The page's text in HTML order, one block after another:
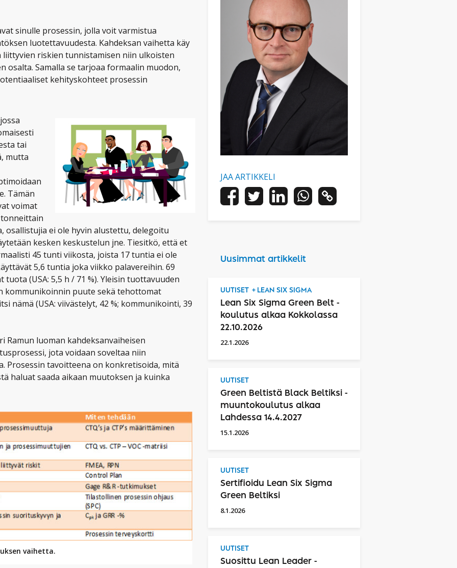
sinulle prosessin, jolla voit varmistua
luotettavuudesta. Kahdeksan vaihetta käy
riskien tunnistamisen niin ulkoisten
Samalla se tarjoaa formaalin muodon,
kehityskohteet prosessin
tai
mutta
Tämän
voimat
osallistujia ei ole hyvin alustettu, delegoitu
kesken keskustelun jne. Tiesitkö, että et
45 tunti viikosta, joista 17 tuntia ei ole
5,6 tuntia joka viikko palavereihin. 69
(USA: 5,5 h / 71 %). Yleisin tuottavuuden
kommunikoinnin puute sekä tehottomat
nämä (USA: viivästelyt, 42 %; kommunikointi, 39
luoman kahdeksanvaiheisen
jota voidaan soveltaa niin
Prosessin tavoitteena on konkretisoida, mitä
haluat saada aikaan muutoksen ja kuinka
vaihetta.
JAA ARTIKKELI
Uusimmat artikkelit
UUTISET LEAN SIX SIGMA
Lean Six Sigma Green Belt -
koulutus alkaa Kokkolassa
22.10.2026
22.1.2026
UUTISET
Green Beltistä Black Beltiksi -
muuntokoulutus alkaa
Lahdessa 14.4.2027
15.1.2026
UUTISET
Sertifioidu Lean Six Sigma
Green Beltiksi
8.1.2026
UUTISET
Suosittu Lean Leader -